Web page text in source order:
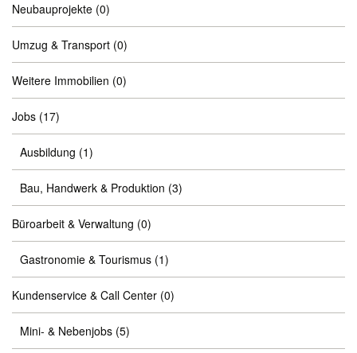
Neubauprojekte (0)
Umzug & Transport (0)
Weitere Immobilien (0)
Jobs (17)
Ausbildung (1)
Bau, Handwerk & Produktion (3)
Büroarbeit & Verwaltung (0)
Gastronomie & Tourismus (1)
Kundenservice & Call Center (0)
Mini- & Nebenjobs (5)